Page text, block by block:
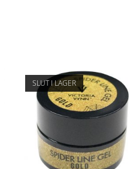
SLUT I LAGER